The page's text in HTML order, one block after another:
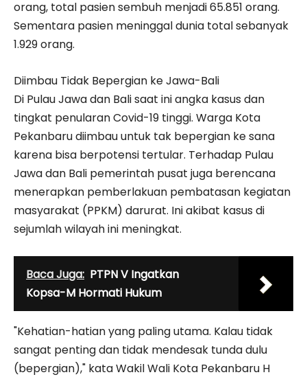
orang, total pasien sembuh menjadi 65.851 orang.
Sementara pasien meninggal dunia total sebanyak
1.929 orang.
Diimbau Tidak Bepergian ke Jawa-Bali
Di Pulau Jawa dan Bali saat ini angka kasus dan
tingkat penularan Covid-19 tinggi. Warga Kota
Pekanbaru diimbau untuk tak bepergian ke sana
karena bisa berpotensi tertular. Terhadap Pulau
Jawa dan Bali pemerintah pusat juga berencana
menerapkan pemberlakuan pembatasan kegiatan
masyarakat (PPKM) darurat. Ini akibat kasus di
sejumlah wilayah ini meningkat.
Baca Juga: PTPN V Ingatkan
Kopsa-M Hormati Hukum
"Kehatian-hatian yang paling utama. Kalau tidak
sangat penting dan tidak mendesak tunda dulu
(bepergian)," kata Wakil Wali Kota Pekanbaru H